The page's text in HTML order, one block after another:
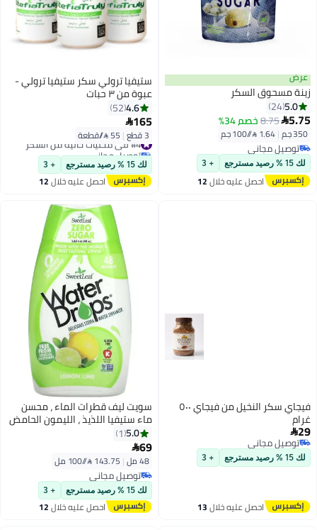
عرض
زينة مسحوق السكر
5.0
24
5.75
8.75خصم 34%
350 جم |
توصيل مجاني
توصيل مجانيلك 15 % رصيد مسترجع + 3
احصل عليه خلال12
ستيفيا ترولي سكر ستيفيا ترولي -
عبوة من ٣ حبات
4.6
52
165
3 قطع | #4 في محليات خالية من السكر
توصيل مجاني
#4 في محليات خالية من السكرلك 15 % رصيد مسترجع + 3
احصل عليه خلال12
فيجاي سكر النخيل من فيجاي ٥٠٠
غرام
29
توصيل مجاني
توصيل مجانيلك 15 % رصيد مسترجع + 3
احصل عليه خلال13
سويت ليف قطرات الماء ، محسن
ماء ستيفيا اللذيذ ، الليمون الحامض
، 1.62 أونصة سائلة (48 مل) 5.0
1
69
48 مل |
توصيل مجاني
توصيل مجانيلك 15 % رصيد مسترجع + 3
احصل عليه خلال12